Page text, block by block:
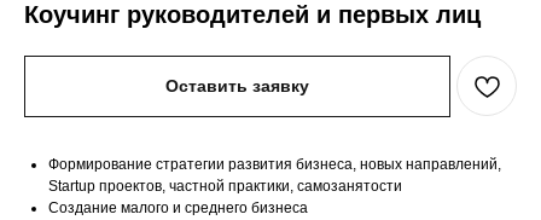
Коучинг руководителей и первых лиц
Оставить заявку
Формирование стратегии развития бизнеса, новых направлений,
Startup проектов, частной практики, самозанятости
Создание малого и среднего бизнеса